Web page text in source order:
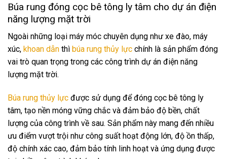
Búa rung đóng cọc bê tông ly tâm cho dự án điện
năng lượng mặt trời
Ngoài những loại máy móc chuyên dụng như xe đào, máy
xúc, khoan dẫn thì búa rung thủy lực chính là sản phẩm đóng
vai trò quan trọng trong các công trình dự án điện năng
lượng mặt trời.
Búa rung thủy lực được sử dụng để đóng cọc bê tông ly
tâm, tạo nền móng vững chắc và đảm bảo độ bền, chất
lượng của công trình về sau. Sản phẩm này mang đến nhiều
ưu điểm vượt trội như công suất hoạt động lớn, độ ồn thấp,
độ chính xác cao, đảm bảo tính linh hoạt và ứng dụng được